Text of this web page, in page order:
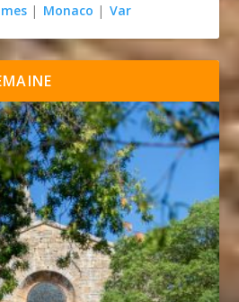
| Monaco | Var